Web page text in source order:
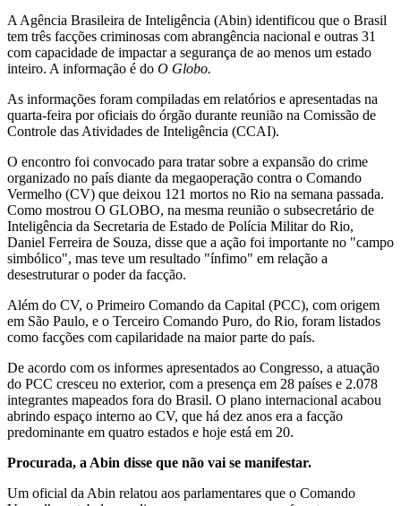
A Agência Brasileira de Inteligência (Abin) identificou que o Brasil
tem três facções criminosas com abrangência nacional e outras 31
com capacidade de impactar a segurança de ao menos um estado
inteiro. A informação é do O Globo.
As informações foram compiladas em relatórios e apresentadas na
quarta-feira por oficiais do órgão durante reunião na Comissão de
Controle das Atividades de Inteligência (CCAI).
O encontro foi convocado para tratar sobre a expansão do crime
organizado no país diante da megaoperação contra o Comando
Vermelho (CV) que deixou 121 mortos no Rio na semana passada.
Como mostrou O GLOBO, na mesma reunião o subsecretário de
Inteligência da Secretaria de Estado de Polícia Militar do Rio,
Daniel Ferreira de Souza, disse que a ação foi importante no "campo
simbólico", mas teve um resultado "ínfimo" em relação a
desestruturar o poder da facção.
Além do CV, o Primeiro Comando da Capital (PCC), com origem
em São Paulo, e o Terceiro Comando Puro, do Rio, foram listados
como facções com capilaridade na maior parte do país.
De acordo com os informes apresentados ao Congresso, a atuação
do PCC cresceu no exterior, com a presença em 28 países e 2.078
integrantes mapeados fora do Brasil. O plano internacional acabou
abrindo espaço interno ao CV, que há dez anos era a facção
predominante em quatro estados e hoje está em 20.
Procurada, a Abin disse que não vai se manifestar.
Um oficial da Abin relatou aos parlamentares que o Comando